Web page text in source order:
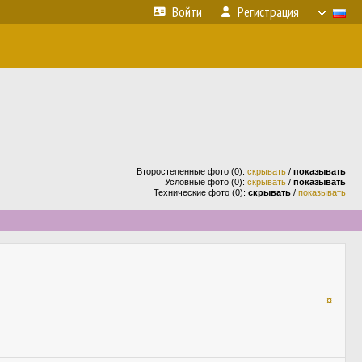
Войти Регистрация
Второстепенные фото (0): скрывать / показывать
Условные фото (0): скрывать / показывать
Технические фото (0): скрывать / показывать
¤